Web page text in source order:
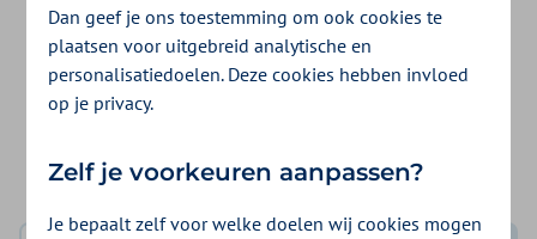
Veelgestelde vraag
zoals stress, piekeren of slaapproblemen?
Dan geef je ons toestemming om ook cookies te
plaatsen voor uitgebreid analytische en
personalisatiedoelen. Deze cookies hebben invloed
op je privacy.
Zelf je voorkeuren aanpassen?
Je bepaalt zelf voor welke doelen wij cookies mogen